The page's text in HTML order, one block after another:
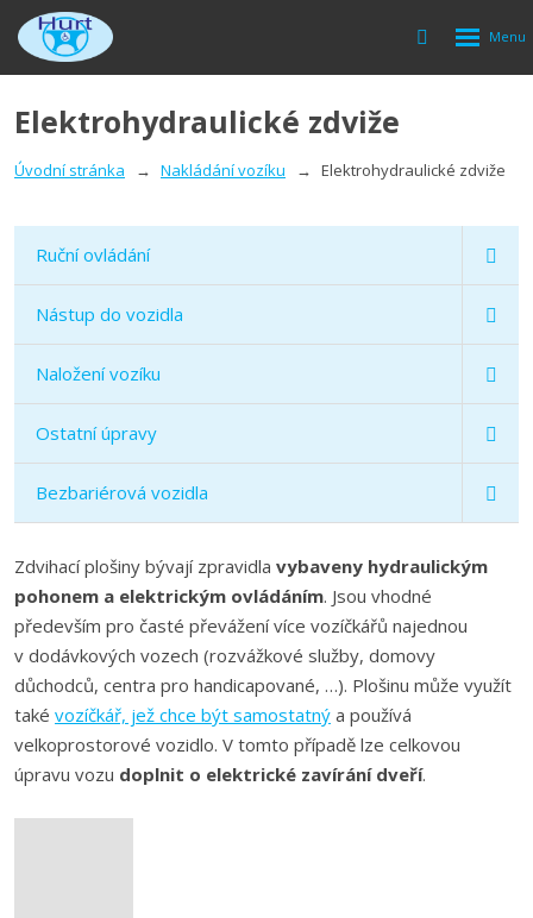
Vyhledávání
Rozbalení
Elektrohydraulické zdviže
Úvodní stránka Nakládání vozíku Elektrohydraulické zdviže
Ruční ovládání
Nástup do vozidla
Naložení vozíku
Ostatní úpravy
Bezbariérová vozidla
Zdvihací plošiny bývají zpravidla vybaveny hydraulickým
pohonem a elektrickým ovládáním. Jsou vhodné
především pro časté převážení více vozíčkářů najednou
v dodávkových vozech (rozvážkové služby, domovy
důchodců, centra pro handicapované, …). Plošinu může využít
také vozíčkář, jež chce být samostatný a používá
velkoprostorové vozidlo. V tomto případě lze celkovou
úpravu vozu doplnit o elektrické zavírání dveří.